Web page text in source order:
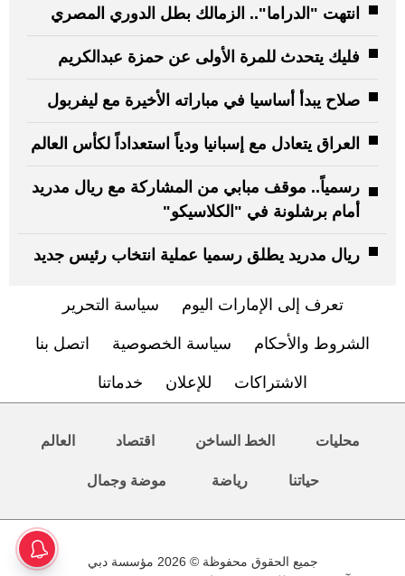
انتهت "الدراما".. الزمالك بطل الدوري المصري
فليك يتحدث للمرة الأولى عن حمزة عبدالكريم
صلاح يبدأ أساسيا في مباراته الأخيرة مع ليفربول
العراق يتعادل مع إسبانيا ودياً استعداداً لكأس العالم
رسمياً.. موقف مبابي من المشاركة مع ريال مدريد
أمام برشلونة في "الكلاسيكو"
ريال مدريد يطلق رسميا عملية انتخاب رئيس جديد
تعرف إلى الإمارات اليوم سياسة التحرير
الشروط والأحكام سياسة الخصوصية اتصل بنا
الاشتراكات للإعلان خدماتنا
محليات الخط الساخن اقتصاد العالم
حياتنا رياضة موضة وجمال
جميع الحقوق محفوظة © 2026 مؤسسة دبي